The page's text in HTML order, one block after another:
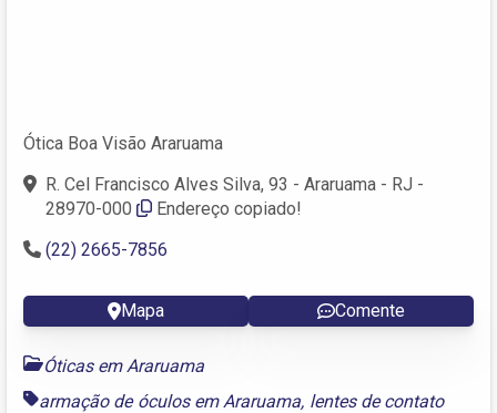
Ótica Boa Visão Araruama
R. Cel Francisco Alves Silva, 93 - Araruama - RJ -
28970-000
Endereço copiado!
(22) 2665-7856
Mapa Comente
Óticas em Araruama
armação de óculos em Araruama, lentes de contato